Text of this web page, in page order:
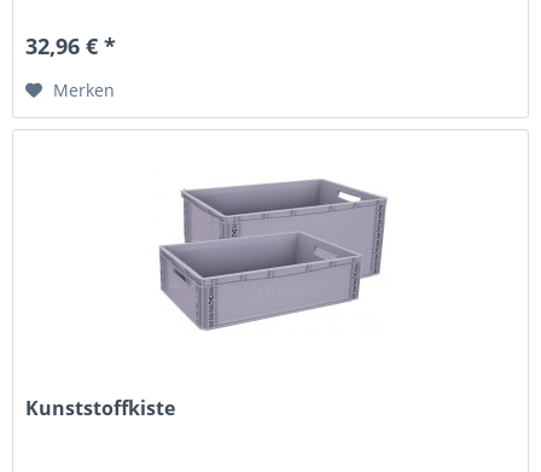
32,96 € *
Merken
Kunststoffkiste